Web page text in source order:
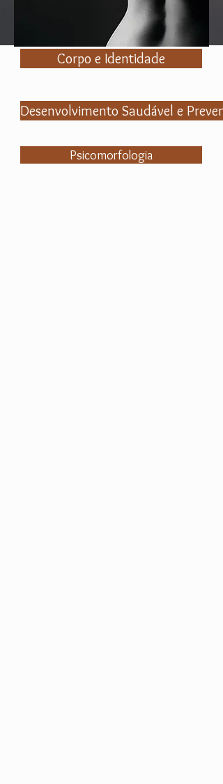
Corpo e Identidade
Desenvolvimento Saudável e
Psicomorfologia